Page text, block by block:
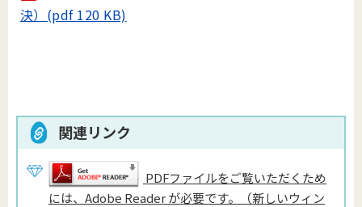
決）(pdf 120 KB)
関連リンク
PDFファイルをご覧いただくため
には、Adobe Reader が必要です。（新しいウィン